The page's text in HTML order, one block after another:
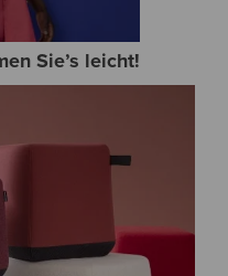
Sie’s leicht!